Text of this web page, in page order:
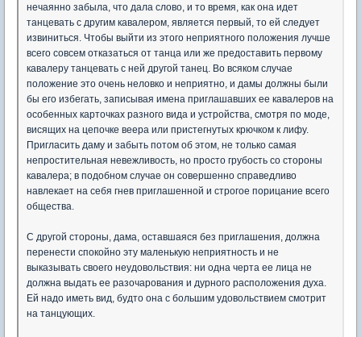
нечаянно забыла, что дала слово, и то время, как она идет
танцевать с другим кавалером, является первый, то ей следует
извиниться. Чтобы выйти из этого неприятного положения лучше
всего совсем отказаться от танца или же предоставить первому
кавалеру танцевать с ней другой танец. Во всяком случае
положение это очень неловко и неприятно, и дамы должны были
бы его избегать, записывая имена приглашавших ее кавалеров на
особенных карточках разного вида и устройства, смотря по моде,
висящих на цепочке веера или пристегнутых крючком к лифу.
Пригласить даму и забыть потом об этом, не только самая
непростительная невежливость, но просто грубость со стороны
кавалера; в подобном случае он совершенно справедливо
навлекает на себя гнев приглашенной и строгое порицание всего
общества.
С другой стороны, дама, оставшаяся без приглашения, должна
перенести спокойно эту маленькую неприятность и не
выказывать своего неудовольствия: ни одна черта ее лица не
должна выдать ее разочарования и дурного расположения духа.
Ей надо иметь вид, будто она с большим удовольствием смотрит
на танцующих.